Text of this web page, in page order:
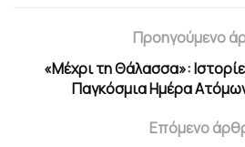
Προηγούμενο
«Μέχρι τη Θάλασσα»:
Παγκόσμια Ημέρα
Επόμενο